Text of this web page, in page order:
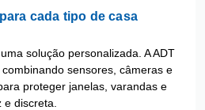
cada tipo de casa
solução personalizada. A ADT
sensores, câmeras e
proteger janelas, varandas e
discreta.